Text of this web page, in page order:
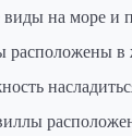
на море и
расположены